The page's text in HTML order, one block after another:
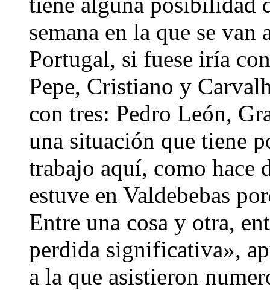
semana en la que se
Portugal, si fuese iría
Pepe, Cristiano y
con tres: Pedro León,
una situación que tiene
trabajo aquí, como hace
estuve en Valdebebas
Entre una cosa y otra,
perdida significativa»,
a la que asistieron